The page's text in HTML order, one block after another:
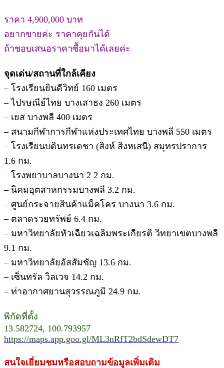
ราคา 4,900,000 บาท
อยากขายค่ะ ราคาคุยกันได้
ถ้าชอบเสนอราคาซื้อมาได้เลยค่ะ
จุดเด่น/สถานที่ใกล้เคียง
– โรงเรียนยินดีวิทย์ 160 เมตร
– ไปรษณีย์ไทย บางเสาธง 260 เมตร
– เยส บางพลี 400 เมตร
– สนามกีฬาการกีฬาแห่งประเทศไทย บางพลี 550 เมตร
– โรงเรียนบดินทรเดชา (สิงห์ สิงหเสนี) สมุทรปราการ
1.6 กม.
– โรงพยาบาลบางนา 2 2 กม.
– นิคมอุตสาหกรรมบางพลี 3.2 กม.
– ศูนย์กระจายสินค้าแม็คโคร บางนา 3.6 กม.
– ตลาดรวยทรัพย์ 6.4 กม.
– มหาวิทยาลัยหัวเฉียวเฉลิมพระเกียรติ วิทยาเขตบางพลี
9.1 กม.
– มหาวิทยาลัยอัสสัมชัญ 13.6 กม.
– เซ็นทรัล วิลเวจ 14.2 กม.
– ท่าอากาศยานสุวรรณภูมิ 24.9 กม.
พิกัดที่ตั้ง
13.582724, 100.793957
https://maps.app.goo.gl/ML3nRfT2bdSdewDT7
สนใจเยี่ยมชมหรือสอบถามข้อมูลเพิ่มเติม